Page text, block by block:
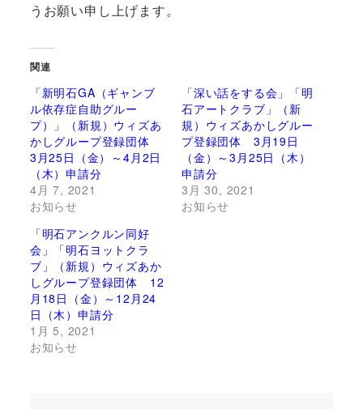
うお願い申し上げます。
関連
「新明石GA（ギャンブ
ル依存症自助グルー
プ）」（新規）ウィズあ
かしグループ登録団体
3月25日（金）～4月2日
（木）申請分
4月 7, 2021
お知らせ
「深い話をする会」「明
石アートクラブ」（新
規）ウィズあかしグルー
プ登録団体 3月19日
（金）～3月25日（木）
申請分
3月 30, 2021
お知らせ
「明石アンクルン同好
会」「明石ヨットクラ
ブ」（新規）ウィズあか
しグループ登録団体 12
月18日（金）～12月24
日（木）申請分
1月 5, 2021
お知らせ